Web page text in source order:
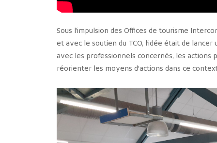
Sous l’impulsion des Offices de tourisme
et avec le soutien du TCO, l’idée était de
avec les professionnels concernés, les actions
réorienter les moyens d’actions dans ce